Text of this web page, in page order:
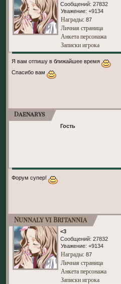
Сообщений: 27832
Уважение: +9134
Награды: 87
Личная страница
Анкета персонажа
Записки игрока
Я вам отпишу в ближайшее время
Спасибо вам
Daenarys
Гость
Форум супер!
Nunnaly vi Britannia
<3
Сообщений: 27832
Уважение: +9134
Награды: 87
Личная страница
Анкета персонажа
Записки игрока